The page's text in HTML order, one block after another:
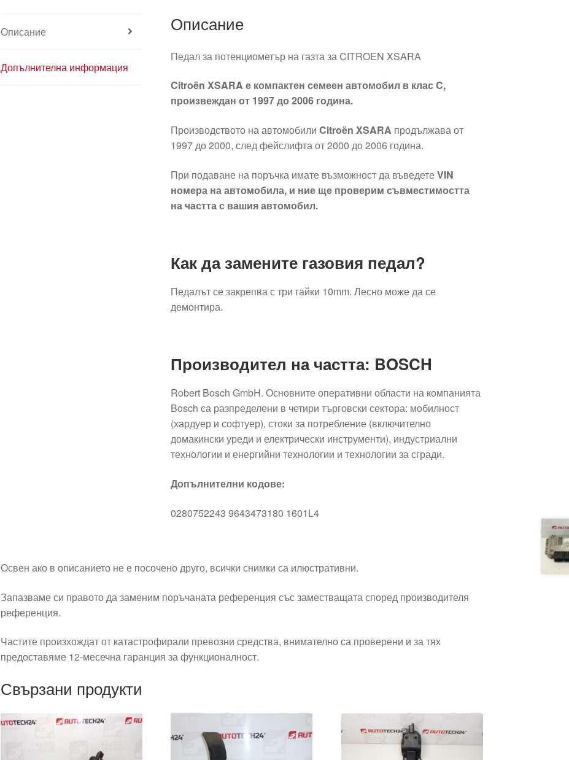
Описание
Допълнителна информация
Описание
Педал за потенциометър на газта за CITROEN XSARA
Citroën XSARA е компактен семеен автомобил в клас C,
произвеждан от 1997 до 2006 година.
Производството на автомобили Citroën XSARA продължава от
1997 до 2000, след фейслифта от 2000 до 2006 година.
При подаване на поръчка имате възможност да въведетеVIN
номера на автомобила, и ние ще проверим съвместимостта
на частта с вашия автомобил.
Как да замените газовия педал?
Педалът се закрепва с три гайки 10mm. Лесно може да се
демонтира.
Производител на частта: BOSCH
Robert Bosch GmbH. Основните оперативни области на компанията
Bosch са разпределени в четири търговски сектора: мобилност
(хардуер и софтуер), стоки за потребление (включително
домакински уреди и електрически инструменти), индустриални
технологии и енергийни технологии и технологии за сгради.
Допълнителни кодове:
0280752243 9643473180 1601L4
Освен ако в описанието не е посочено друго, всички снимки са илюстративни.
Запазваме си правото да заменим поръчаната референция със заместващата според производителя
референция.
Частите произхождат от катастрофирали превозни средства, внимателно са проверени и за тях
предоставяме 12-месечна гаранция за функционалност.
Свързани продукти